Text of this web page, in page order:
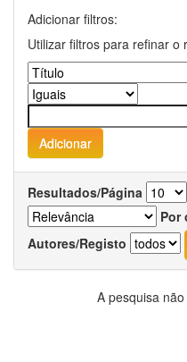
Adicionar filtros:
Utilizar filtros para refinar o
Resultados/Página
Por
Autores/Registo
A pesquisa